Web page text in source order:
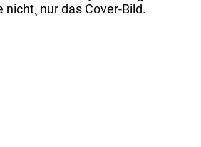
nur das Cover-Bild.